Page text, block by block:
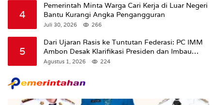
4
Pemerintah Minta Warga Cari Kerja di Luar Negeri
Bantu Kurangi Angka Pengangguran
Juli 30, 2026 266
5
Dari Ujaran Rasis ke Tuntutan Federasi: PC IMM
Ambon Desak Klarifikasi Presiden dan Imbau
Tunda Pengibaran Bendera Merah Putih Di
Agustus 1, 2026 224